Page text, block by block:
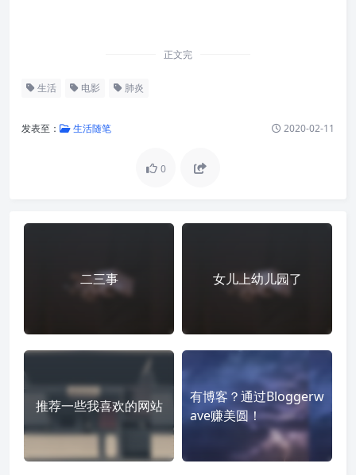
正文完
生活 电影 肺炎
发表至： 生活随笔 2020-02-11
0
二三事 女儿上幼儿园了
推荐一些我喜欢的网站
有博客？通过Bloggerw
ave赚美圆！